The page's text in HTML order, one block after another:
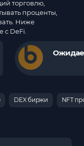
торговлю,
проценты,
Ниже
с DeFi.
DEX биржи NFT